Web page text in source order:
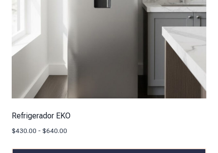
Refrigerador EKO
$430.00 - $640.00